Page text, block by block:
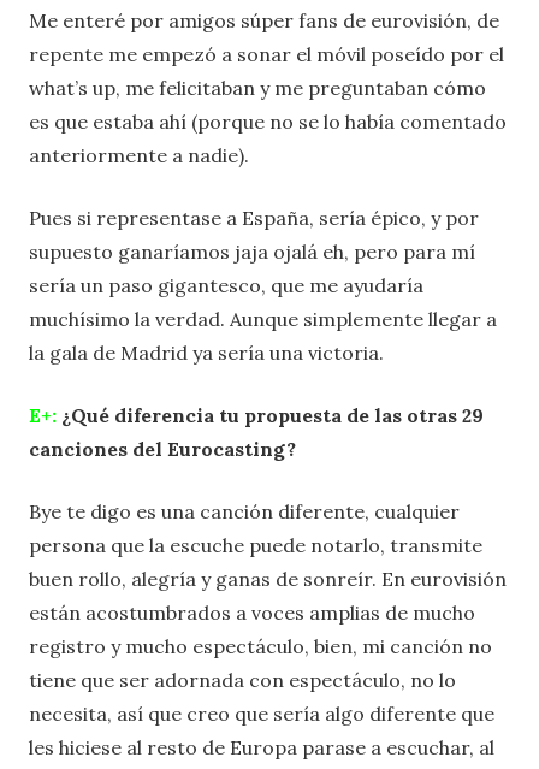
Me enteré por amigos súper fans de eurovisión, de
repente me empezó a sonar el móvil poseído por el
what’s up, me felicitaban y me preguntaban cómo
es que estaba ahí (porque no se lo había comentado
anteriormente a nadie).
Pues si representase a España, sería épico, y por
supuesto ganaríamos jaja ojalá eh, pero para mí
sería un paso gigantesco, que me ayudaría
muchísimo la verdad. Aunque simplemente llegar a
la gala de Madrid ya sería una victoria.
E+: ¿Qué diferencia tu propuesta de las otras 29
canciones del Eurocasting?
Bye te digo es una canción diferente, cualquier
persona que la escuche puede notarlo, transmite
buen rollo, alegría y ganas de sonreír. En eurovisión
están acostumbrados a voces amplias de mucho
registro y mucho espectáculo, bien, mi canción no
tiene que ser adornada con espectáculo, no lo
necesita, así que creo que sería algo diferente que
les hiciese al resto de Europa parase a escuchar, al